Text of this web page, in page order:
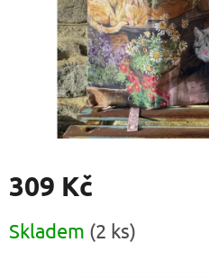
309 Kč
cena:
Skladem (2 ks)